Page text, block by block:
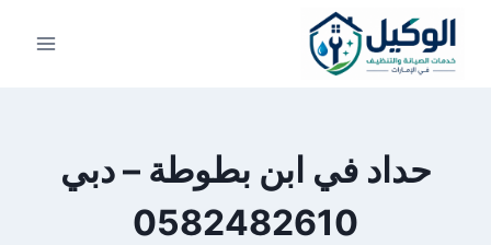
التجاوز
المحتوى
حداد في ابن بطوطة – دبي
0582482610